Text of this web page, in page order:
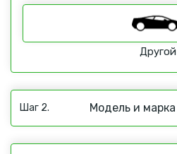
Другой
Шаг 2. Модель и